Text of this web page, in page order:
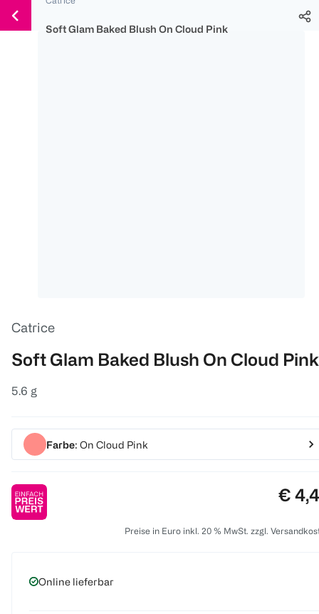
150 Ös
300 Ös
500 Ös
Weiter
zum
Soft Glam Baked Blush On Cloud Pink
Catrice
Soft Glam Baked Blush On Cloud Pink
5.6 g
Farbe: On Cloud Pink
€
Preise in Euro inkl. 20 % MwSt. zzgl.
Online lieferbar